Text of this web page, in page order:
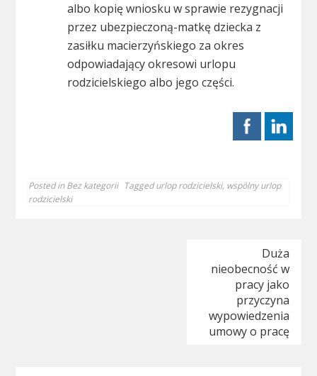
albo kopię wniosku w sprawie rezygnacji
przez ubezpieczoną-matkę dziecka z
zasiłku macierzyńskiego za okres
odpowiadający okresowi urlopu
rodzicielskiego albo jego części.
Posted inBez kategorii Taggedurlop rodzicielski, wspólny urlop
rodzicielski
Duża
nieobecność w
pracy jako
przyczyna
wypowiedzenia
umowy o pracę